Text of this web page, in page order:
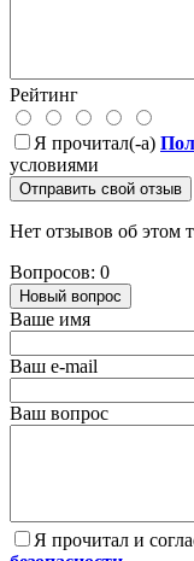
Рейтинг
Я прочитал(-а)
условиями
Отправить свой отзыв
Нет отзывов об этом
Вопросов: 0
Новый вопрос
Ваше имя
Ваш e-mail
Ваш вопрос
Я прочитал и